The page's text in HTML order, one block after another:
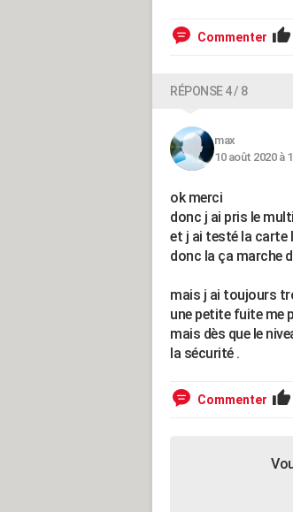
Commenter
RÉPONSE 4 / 8
max
10 août 2020 à
ok merci
donc j ai pris le
et j ai testé la carte
donc la ça marche
mais j ai toujours
une petite fuite me
mais dès que le
la sécurité .
Commenter